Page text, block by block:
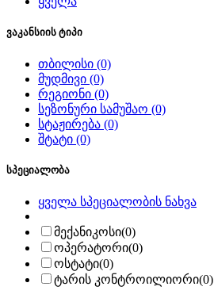
ვაკანსიის ტიპი
თბილისი (0)
მუდმივი (0)
რეგიონი (0)
სეზონური სამუშაო (0)
სტაჟირება (0)
შტატი (0)
სპეციალობა
ყველა სპეციალობის ნახვა
მექანიკოსი(0)
ოპერატორი(0)
ოსტატი(0)
ტარის კონტროილიორი(0)